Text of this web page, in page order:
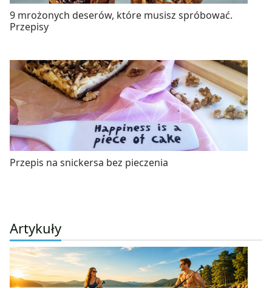
9 mrożonych deserów, które musisz spróbować.
Przepisy
Przepis na snickersa bez pieczenia
Artykuły